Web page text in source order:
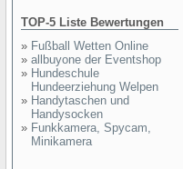
TOP-5 Liste Bewertungen
» Fußball Wetten Online
» allbuyone der Eventshop
» Hundeschule
Hundeerziehung Welpen
» Handytaschen und
Handysocken
» Funkkamera, Spycam,
Minikamera